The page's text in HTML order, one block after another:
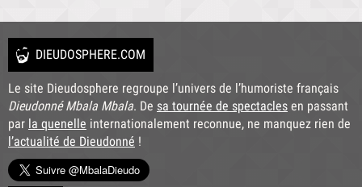
DIEUDOSPHERE.COM
Le site Dieudosphere regroupe l’univers de l’humoriste français
Dieudonné Mbala Mbala. De sa tournée de spectacles en passant
par la quenelle internationalement reconnue, ne manquez rien de
l’actualité de Dieudonné !